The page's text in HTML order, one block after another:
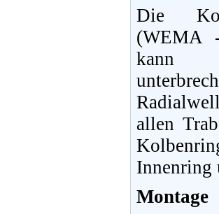
Die
(WEMA
kann
allen
Innenring
Montage